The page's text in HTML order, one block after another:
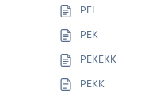
PEI
PEK
PEKEKK
PEKK